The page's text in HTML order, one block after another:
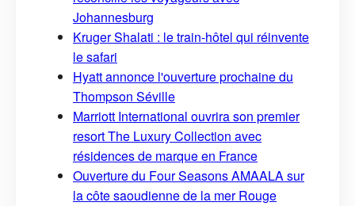
Johannesburg
Kruger Shalati : le train-hôtel qui réinvente
le safari
Hyatt annonce l'ouverture prochaine du
Thompson Séville
Marriott International ouvrira son premier
resort The Luxury Collection avec
résidences de marque en France
Ouverture du Four Seasons AMAALA sur
la côte saoudienne de la mer Rouge